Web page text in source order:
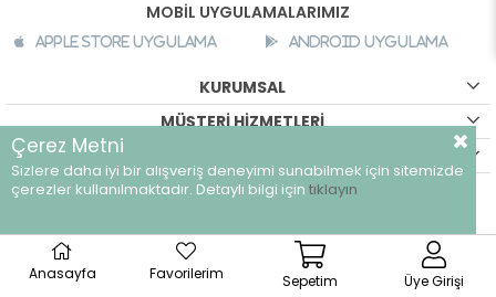
MOBİL UYGULAMALARIMIZ
Apple Store Uygulama Android Uygulama
KURUMSAL
MÜŞTERİ HİZMETLERİ
©breeze.com.tr - Tüm hakları saklıdır.
Anasayfa Favorilerim Sepetim Üye Girişi
Çerez Metni
Sizlere daha iyi bir alışveriş deneyimi sunabilmek için sitemizde
çerezler kullanılmaktadır. Detaylı bilgi için tıklayın